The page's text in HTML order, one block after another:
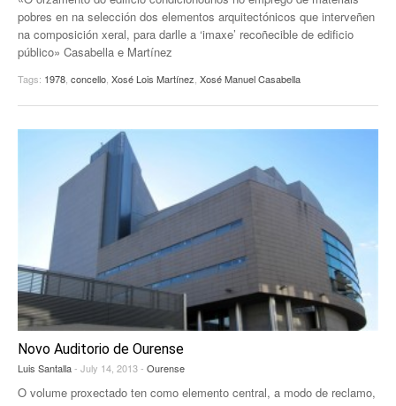
EUROPAN
pobres en na selección dos elementos arquitectónicos que interveñen
na composición xeral, para darlle a ‘imaxe’ recoñecible de edificio
público» Casabella e Martínez
Tags: 1978 concello Xosé Lois Martínez Xosé Manuel Casabella
Novo Auditorio de Ourense
Luis Santalla- July 14, 2013 - Ourense
O volume proxectado ten como elemento central, a modo de reclamo,